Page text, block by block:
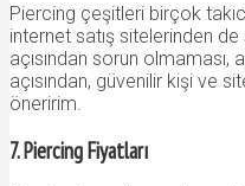
Piercing çeşitleri birçok
internet satış sitelerinden
açısından sorun
açısından, güvenilir kişi ve
öneririm.
7. Piercing Fiyatları